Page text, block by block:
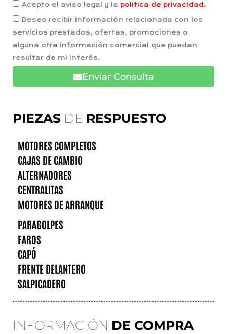
PIEZAS DE RESPUESTO
MOTORES COMPLETOS
CAJAS DE CAMBIO
ALTERNADORES
CENTRALITAS
MOTORES DE ARRANQUE
PARAGOLPES
FAROS
CAPÓ
FRENTE DELANTERO
SALPICADERO
INFORMACIÓN DE COMPRA
Acepto el aviso legal y la política de privacidad.
Deseo recibir información relacionada con los
servicios prestados, ofertas, promociones o
alguna otra información comercial que puedan
resultar de mi interés.
Enviar Consulta